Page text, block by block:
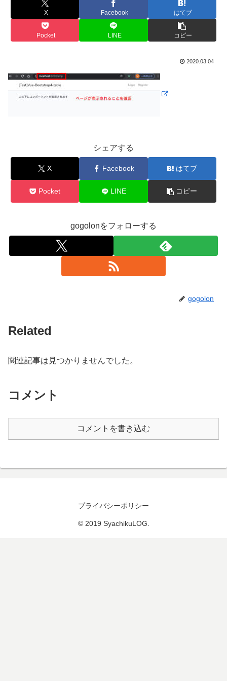
X Facebook はてブ
Pocket LINE コピー
2020.03.04
シェアする
X Facebook はてブ
Pocket LINE コピー
gogolonをフォローする
gogolon
Related
関連記事は見つかりませんでした。
コメント
コメントを書き込む
プライバシーポリシー
© 2019 SyachikuLOG.